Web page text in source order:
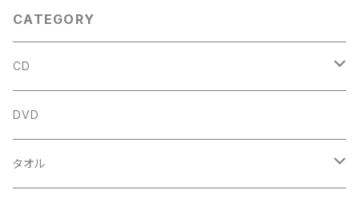
CATEGORY
CD
アルバム
企画CD
DVD
タオル